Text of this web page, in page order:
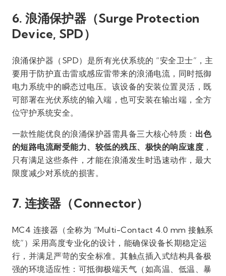
6. 浪涌保护器（Surge Protection
Device, SPD）
浪涌保护器（SPD）是所有光伏系统的 “安全卫士”，主
要用于防护直击雷或感应雷带来的浪涌电流，同时抵御
电力系统中的瞬态过电压。该设备的安装位置灵活，既
可部署在光伏系统的输入端，也可安装在输出端，全方
位守护系统安全。
一款性能优良的浪涌保护器需具备三大核心特质： 出色
的短路电流耐受能力、较低的残压、极快的响应速度 ，
只有满足这些条件，才能在浪涌发生时迅速动作，最大
限度减少对系统的损害。
7. 连接器（Connector）
MC4 连接器（全称为 “Multi-Contact 4.0 mm 接触系
统”）采用高度专业化的设计，能确保设备长期稳定运
行，并满足严苛的安全标准。其触点插入式结构具备极
强的环境适应性：可抵御极端天气（如高温、低温、暴